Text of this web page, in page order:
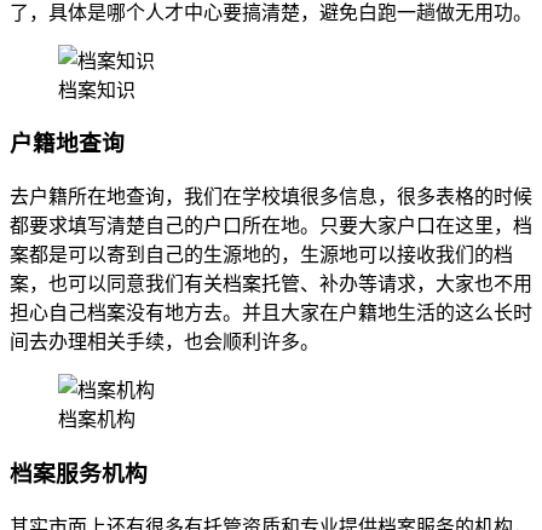
了，具体是哪个人才中心要搞清楚，避免白跑一趟做无用功。
档案知识
户籍地查询
去户籍所在地查询，我们在学校填很多信息，很多表格的时候
都要求填写清楚自己的户口所在地。只要大家户口在这里，档
案都是可以寄到自己的生源地的，生源地可以接收我们的档
案，也可以同意我们有关档案托管、补办等请求，大家也不用
担心自己档案没有地方去。并且大家在户籍地生活的这么长时
间去办理相关手续，也会顺利许多。
档案机构
档案服务机构